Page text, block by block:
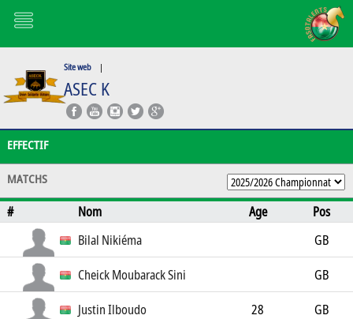
Site web |
ASEC K
EFFECTIF
MATCHS
# Nom Age
Pos
Bilal Nikiéma
GB
Cheick Moubarack Sini
GB
Justin Ilboudo
28
GB